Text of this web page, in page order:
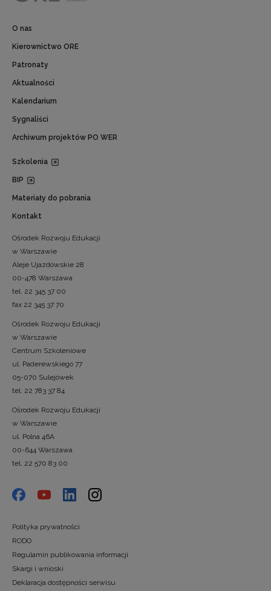
O nas
Kierownictwo ORE
Patronaty
Aktualności
Kalendarium
Sygnaliści
Archiwum projektów PO WER
Szkolenia
BIP
Materiały do pobrania
Kontakt
Ośrodek Rozwoju Edukacji
w Warszawie
Aleje Ujazdowskie 28
00-478 Warszawa
tel. 22 345 37 00
fax 22 345 37 70
Ośrodek Rozwoju Edukacji
w Warszawie
Centrum Szkoleniowe
ul. Paderewskiego 77
05-070 Sulejówek
tel. 22 783 37 84
Ośrodek Rozwoju Edukacji
w Warszawie
ul. Polna 46A
00-644 Warszawa
tel. 22 570 83 00
Polityka prywatności
RODO
Regulamin publikowania informacji
Skargi i wnioski
Deklaracja dostępności serwisu